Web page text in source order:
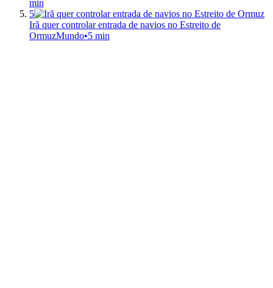
min
5
Irã quer controlar entrada de navios no Estreito de
OrmuzMundo•5 min